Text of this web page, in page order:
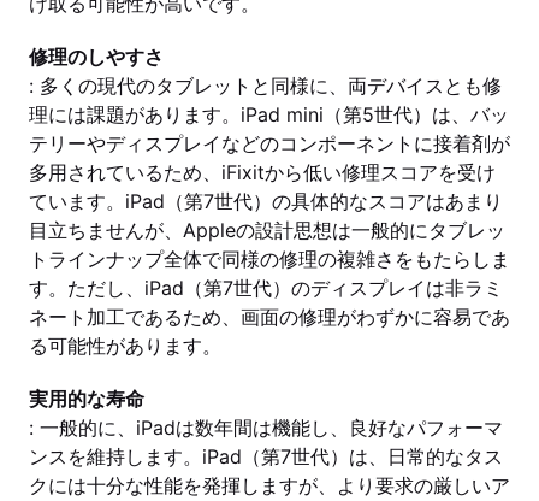
修理のしやすさ
: 多くの現代のタブレットと同様に、両デバイスとも修
理には課題があります。iPad mini（第5世代）は、バッ
テリーやディスプレイなどのコンポーネントに接着剤が
多用されているため、iFixitから低い修理スコアを受け
ています。iPad（第7世代）の具体的なスコアはあまり
目立ちませんが、Appleの設計思想は一般的にタブレッ
トラインナップ全体で同様の修理の複雑さをもたらしま
す。ただし、iPad（第7世代）のディスプレイは非ラミ
ネート加工であるため、画面の修理がわずかに容易であ
る可能性があります。
実用的な寿命
: 一般的に、iPadは数年間は機能し、良好なパフォーマ
ンスを維持します。iPad（第7世代）は、日常的なタス
クには十分な性能を発揮しますが、より要求の厳しいア